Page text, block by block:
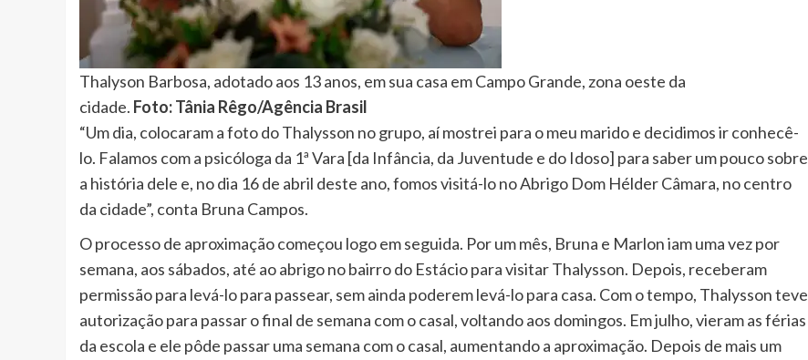
Thalyson Barbosa, adotado aos 13 anos, em sua casa em Campo Grande, zona oeste da
cidade. Foto: Tânia Rêgo/Agência Brasil
“Um dia, colocaram a foto do Thalysson no grupo, aí mostrei para o meu marido e decidimos ir conhecê-
lo. Falamos com a psicóloga da 1ª Vara [da Infância, da Juventude e do Idoso] para saber um pouco sobre
a história dele e, no dia 16 de abril deste ano, fomos visitá-lo no Abrigo Dom Hélder Câmara, no centro
da cidade”, conta Bruna Campos.
O processo de aproximação começou logo em seguida. Por um mês, Bruna e Marlon iam uma vez por
semana, aos sábados, até ao abrigo no bairro do Estácio para visitar Thalysson. Depois, receberam
permissão para levá-lo para passear, sem ainda poderem levá-lo para casa. Com o tempo, Thalysson teve
autorização para passar o final de semana com o casal, voltando aos domingos. Em julho, vieram as férias
da escola e ele pôde passar uma semana com o casal, aumentando a aproximação. Depois de mais um